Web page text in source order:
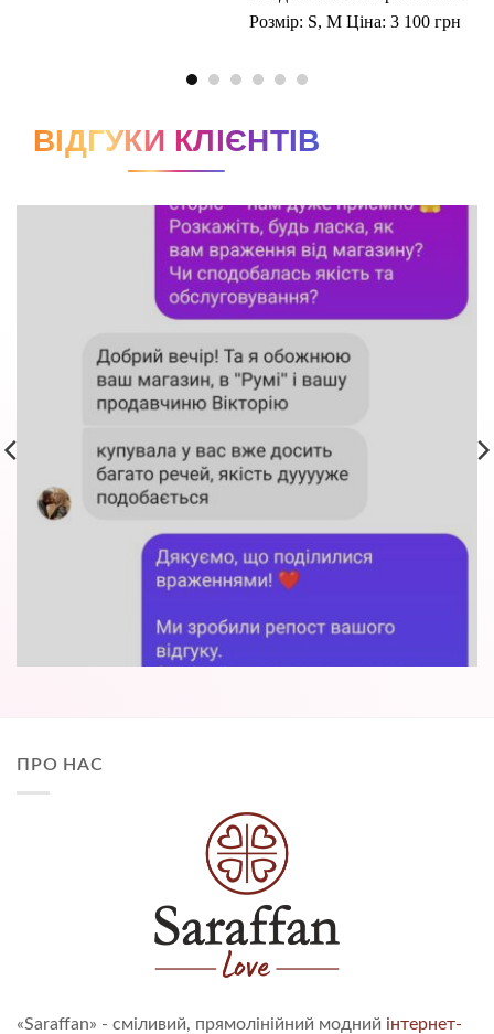
ВІДГУКИ КЛІЄНТІВ
ПРО НАС
«Saraffan» - сміливий, прямолінійний модний інтернет-